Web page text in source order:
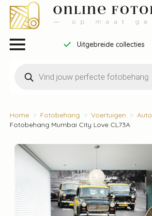
Uitgebreide collecties
zoeken
Home Fotobehang Voertuigen
Auto
Fotobehang Mumbai City Love CL73A